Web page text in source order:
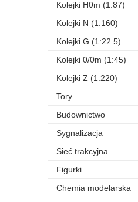
Kolejki H0m (1:87)
Kolejki N (1:160)
Kolejki G (1:22.5)
Kolejki 0/0m (1:45)
Kolejki Z (1:220)
Tory
Budownictwo
Sygnalizacja
Sieć trakcyjna
Figurki
Chemia modelarska